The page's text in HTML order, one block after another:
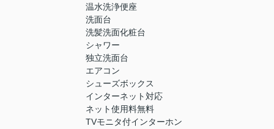
温水洗浄便座
洗面台
洗髪洗面化粧台
シャワー
独立洗面台
エアコン
シューズボックス
インターネット対応
ネット使用料無料
TVモニタ付インターホン